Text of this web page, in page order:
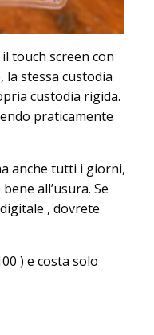
touch screen con
la stessa custodia
custodia rigida.
praticamente
anche tutti i giorni,
all’usura. Se
, dovrete
) e costa solo